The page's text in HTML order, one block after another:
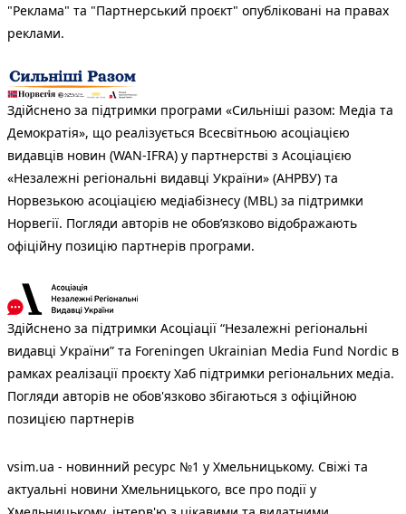
"Реклама" та "Партнерський проєкт" опубліковані на правах
реклами.
Здійснено за підтримки програми «Сильніші разом: Медіа та
Демократія», що реалізується Всесвітньою асоціацією
видавців новин (WAN-IFRA) у партнерстві з Асоціацією
«Незалежні регіональні видавці України» (АНРВУ) та
Норвезькою асоціацією медіабізнесу (MBL) за підтримки
Норвегії. Погляди авторів не обов’язково відображають
офіційну позицію партнерів програми.
Здійснено за підтримки Асоціації “Незалежні регіональні
видавці України” та Foreningen Ukrainian Media Fund Nordic в
рамках реалізації проєкту Хаб підтримки регіональних медіа.
Погляди авторів не обов'язково збігаються з офіційною
позицією партнерів
vsim.ua - новинний ресурс №1 у Хмельницькому. Свіжі та
актуальні новини Хмельницького, все про події у